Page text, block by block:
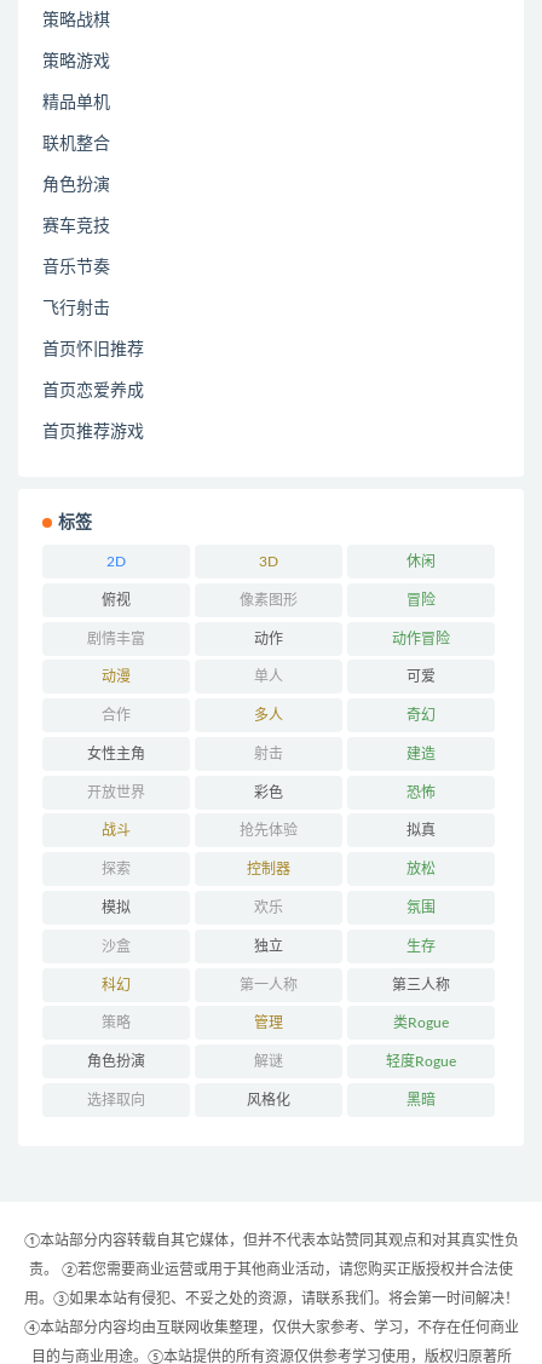
策略战棋
策略游戏
精品单机
联机整合
角色扮演
赛车竞技
音乐节奏
飞行射击
首页怀旧推荐
首页恋爱养成
首页推荐游戏
标签
2D 3D 休闲
俯视 像素图形 冒险
剧情丰富 动作 动作冒险
动漫 单人 可爱
合作 多人 奇幻
女性主角 射击 建造
开放世界 彩色 恐怖
战斗 抢先体验 拟真
探索 控制器 放松
模拟 欢乐 氛围
沙盒 独立 生存
科幻 第一人称 第三人称
策略 管理 类Rogue
角色扮演 解谜 轻度Rogue
选择取向 风格化 黑暗
①本站部分内容转载自其它媒体，但并不代表本站赞同其观点和对其真实性负
责。 ②若您需要商业运营或用于其他商业活动，请您购买正版授权并合法使
用。③如果本站有侵犯、不妥之处的资源，请联系我们。将会第一时间解决！
④本站部分内容均由互联网收集整理，仅供大家参考、学习，不存在任何商业
目的与商业用途。⑤本站提供的所有资源仅供参考学习使用，版权归原著所